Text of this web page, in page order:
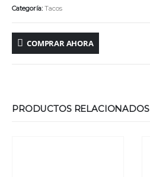
Categoría: Tacos
COMPRAR AHORA
PRODUCTOS RELACIONADOS